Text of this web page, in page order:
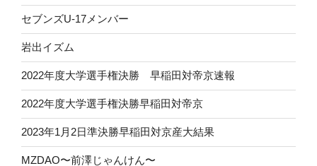
セブンズU-17メンバー
岩出イズム
2022年度大学選手権決勝 早稲田対帝京速報
2022年度大学選手権決勝早稲田対帝京
2023年1月2日準決勝早稲田対京産大結果
MZDAO〜前澤じゃんけん〜